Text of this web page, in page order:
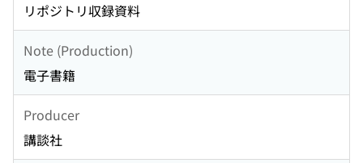
リポジトリ収録資料
Note (Production)
電子書籍
Producer
講談社